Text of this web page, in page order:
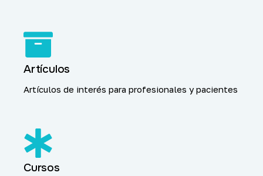
Artículos
Artículos de interés para profesionales y pacientes
Cursos